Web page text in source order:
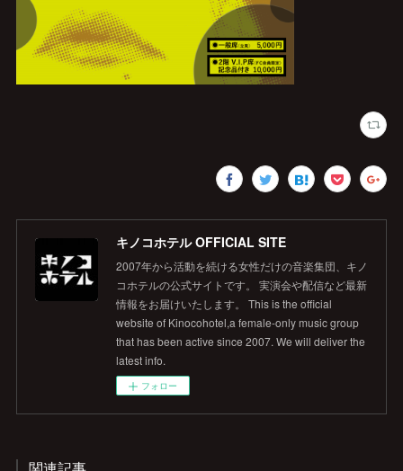
キノコホテル OFFICIAL SITE
2007年から活動を続ける女性だけの音楽集団、キノ
コホテルの公式サイトです。 実演会や配信など最新
情報をお届けいたします。 This is the official
website of Kinocohotel,a female-only music group
that has been active since 2007. We will deliver the
latest info.
フォロー